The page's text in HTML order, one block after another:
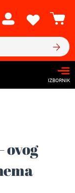
IZBORNIK
ovog